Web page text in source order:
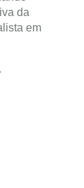
da
em